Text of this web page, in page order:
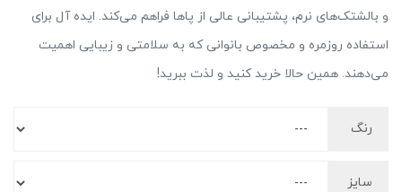
و بالشتک‌های نرم، پشتیبانی عالی از پاها فراهم می‌کند. ایده آل برای
استفاده روزمره و مخصوص بانوانی که به سلامتی و زیبایی اهمیت
می‌دهند. همین حالا خرید کنید و لذت ببرید!
رنگ
سایز